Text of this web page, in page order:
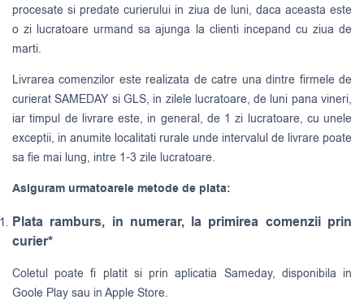
procesate si predate curierului in ziua de luni, daca aceasta este
o zi lucratoare urmand sa ajunga la clienti incepand cu ziua de
marti.
Livrarea comenzilor este realizata de catre una dintre firmele de
curieratSAMEDAY si GLS, in zilele lucratoare, de luni pana vineri,
iar timpul de livrare este, in general, de 1 zi lucratoare, cu unele
exceptii, in anumite localitati rurale unde intervalul de livrare poate
sa fie mai lung, intre 1-3 zile lucratoare.
Asiguram urmatoarele metode de plata:
Plata ramburs, in numerar, la primirea comenzii prin
curier*
Coletul poate fi platit si prin aplicatia Sameday, disponibila in
Goole Play sau in Apple Store.